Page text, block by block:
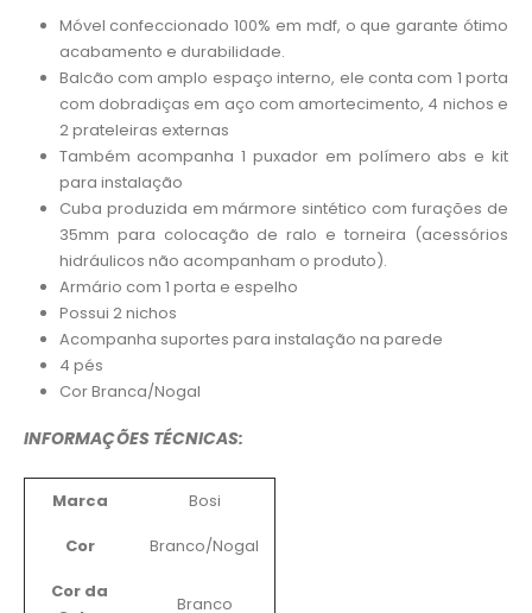
Móvel confeccionado 100% em mdf, o que garante ótimo
acabamento e durabilidade.
Balcão com amplo espaço interno, ele conta com 1 porta
com dobradiças em aço com amortecimento, 4 nichos e
2 prateleiras externas
Também acompanha 1 puxador em polímero abs e kit
para instalação
Cuba produzida em mármore sintético com furações de
35mm para colocação de ralo e torneira (acessórios
hidráulicos não acompanham o produto).
Armário com 1 porta e espelho
Possui 2 nichos
Acompanha suportes para instalação na parede
4 pés
Cor Branca/Nogal
INFORMAÇÕES TÉCNICAS:
Marca
Bosi
Cor
Branco/Nogal
Cor da
Branco